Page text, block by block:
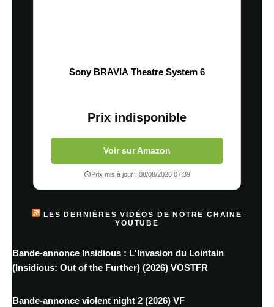
Sony BRAVIA Theatre System 6
Prix indisponible
Voir sur Amazon
Prix mis à jour : 08/08/2026 07:39
LES DERNIÈRES VIDÉOS DE NOTRE CHAINE
YOUTUBE
Bande-annonce Insidious : L'Invasion du Lointain
(Insidious: Out of the Further) (2026) VOSTFR
Bande-annonce violent night 2 (2026) VF